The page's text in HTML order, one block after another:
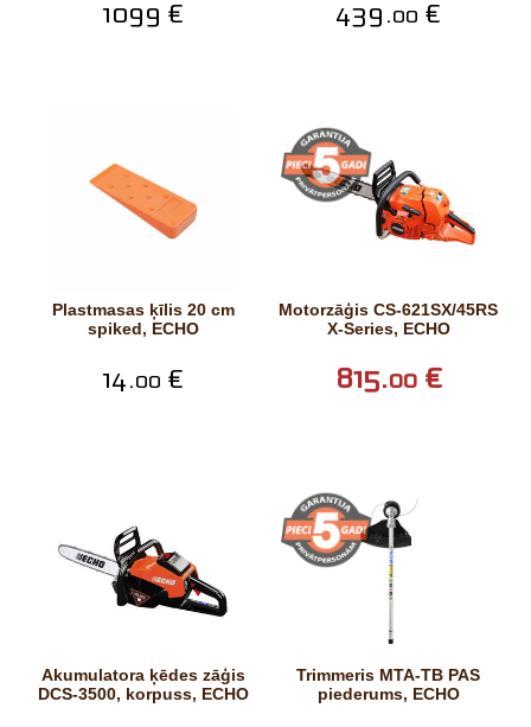
1099 € 439.00 €
Plastmasas ķīlis 20 cm
spiked, ECHO
14.00 €
Motorzāģis CS-621SX/45RS
X-Series, ECHO
815.00€
Akumulatora ķēdes zāģis
DCS-3500, korpuss, ECHO
Trimmeris MTA-TB PAS
piederums, ECHO